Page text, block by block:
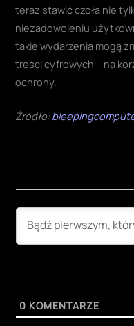
teraz stawić czoła nie
niezadowoleniu
takie wydarzenia mogą
treści cyfrowych – na
ochrony.
Żródło:
0 KOMENTARZE